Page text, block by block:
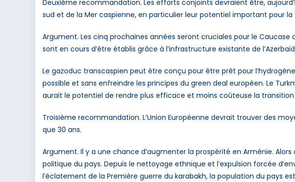
Deuxième recommandation. Les efforts conjoints devraient être,
sud et de la Mer caspienne, en particulier leur potentiel important pour la
Argument. Les cinq prochaines années seront cruciales pour le
sont en cours d’être établis grâce à l’infrastructure existante de
Le gazoduc transcaspien peut être conçu pour être prêt pour
possible et sans enfreindre les principes du green deal européen. Le
aurait le potentiel de rendre plus efficace et moins coûteuse la
Troisième recommandation. L’Union Européenne devrait trouver des
que 30 ans.
Argument. Il y a une chance d’augmenter la prospérité en Arménie.
politique du pays. Depuis le nettoyage ethnique et l’expulsion forcée
l’éclatement de la Première guerre du karabakh, la population du pays